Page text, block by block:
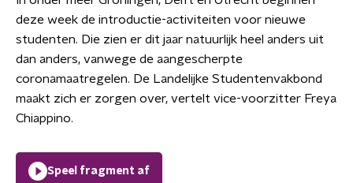
deze week de introductie-activiteiten voor nieuwe
studenten. Die zien er dit jaar natuurlijk heel anders uit
dan anders, vanwege de aangescherpte
coronamaatregelen. De Landelijke Studentenvakbond
maakt zich er zorgen over, vertelt vice-voorzitter Freya
Chiappino.
Speel fragment af